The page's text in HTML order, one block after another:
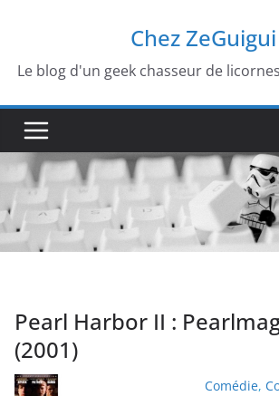
contenu
Chez ZeGuigui
Le blog d'un geek chasseur de
Pearl Harbor II :
(2001)
Comédie,